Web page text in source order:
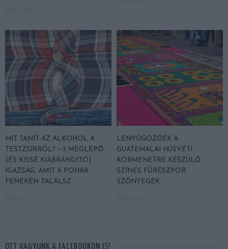
MIT TANÍT AZ ALKOHOL A
TESTZSÍRRÓL? – 5 MEGLEPŐ
(ÉS KISSÉ KIÁBRÁNDÍTÓ)
IGAZSÁG, AMIT A POHÁR
FENEKÉN TALÁLSZ
LENYŰGÖZŐEK A
GUATEMALAI HÚSVÉTI
KÖRMENETRE KÉSZÜLŐ
SZÍNES FŰRÉSZPOR
SZŐNYEGEK
OTT VAGYUNK A FACEBOOKON IS!